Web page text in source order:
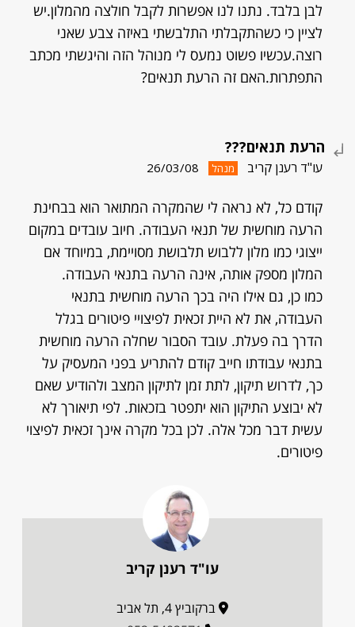
לבן בלבד. נתנו לנו אפשרות לקבל חולצה מהמלון.יש
לציין כי כשהתקבלתי התלבשתי באיזה צבע שאני
רוצה.עכשיו פשוט נמעס לי מנוהל הזה והיגשתי מכתב
התפתרות.האם זה הרעת תנאים?
הרעת תנאים???
עו"ד רענן קריב מנהל 26/03/08
קודם כל, לא נראה לי שהמקרה המתואר הוא בבחינת
הרעה מוחשית של תנאי העבודה. חיוב עובדים במקום
ייצוגי כמו מלון ללבוש תלבושת מסויימת, במיוחד אם
המלון מספק אותה, אינה הרעה בתנאי העבודה.
כמו כן, גם אילו היה בכך הרעה מוחשית בתנאי
העבודה, את לא היית זכאית לפיצויי פיטורים בגלל
הדרך בה פעלת. עובד הסבור שחלה הרעה מוחשית
בתנאי עבודתו חייב קודם להתריע בפני המעסיק על
כך, לדרוש תיקון, לתת זמן לתיקון המצב ולהודיע שאם
לא יבוצע התיקון הוא יתפטר בזכאות. לפי תיאורך לא
עשית דבר מכל אלה. לכן בכל מקרה אינך זכאית לפיצוי
פיטורים.
עו"ד רענן קריב
ברקוביץ 4, תל אביב